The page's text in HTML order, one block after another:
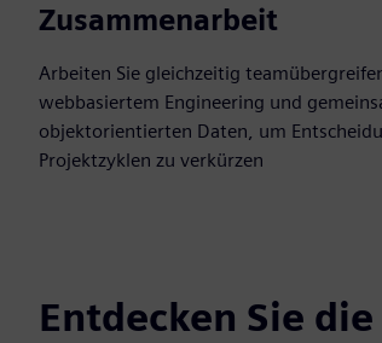
Zusammenarbeit
Arbeiten Sie gleichzeitig
webbasiertem Engineering und
objektorientierten Daten, um
Projektzyklen zu verkürzen
Entdecken Sie